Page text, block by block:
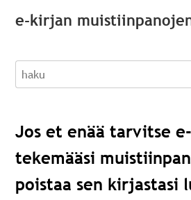
e-kirjan
haku
Jos et enää tarvitse
tekemääsi
poistaa sen kirjastasi